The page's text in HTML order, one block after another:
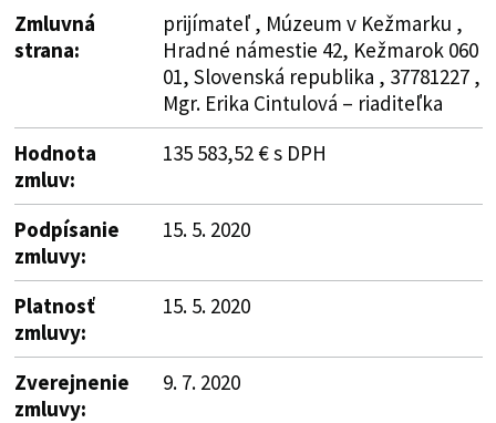
Zmluvná
strana:
prijímateľ , Múzeum v Kežmarku ,
Hradné námestie 42, Kežmarok 060
01, Slovenská republika , 37781227 ,
Mgr. Erika Cintulová – riaditeľka
Hodnota
zmluv:
135 583,52 € s DPH
Podpísanie
zmluvy:
15. 5. 2020
Platnosť
zmluvy:
15. 5. 2020
Zverejnenie
zmluvy:
9. 7. 2020